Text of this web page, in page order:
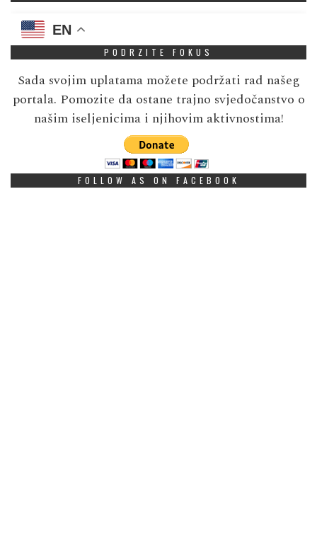
EN
PODRZITE FOKUS
Sada svojim uplatama možete podržati rad našeg
portala. Pomozite da ostane trajno svjedočanstvo o
našim iseljenicima i njihovim aktivnostima!
FOLLOW AS ON FACEBOOK